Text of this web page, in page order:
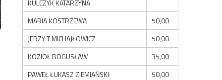
KULCZYK KATARZYNA
MARIA KOSTRZEWA
50,00
JERZY T MICHAJŁOWICZ
50,00
KOZIOŁ BOGUSŁAW
35,00
PAWEŁ ŁUKASZ ZIEMIAŃSKI
50,00